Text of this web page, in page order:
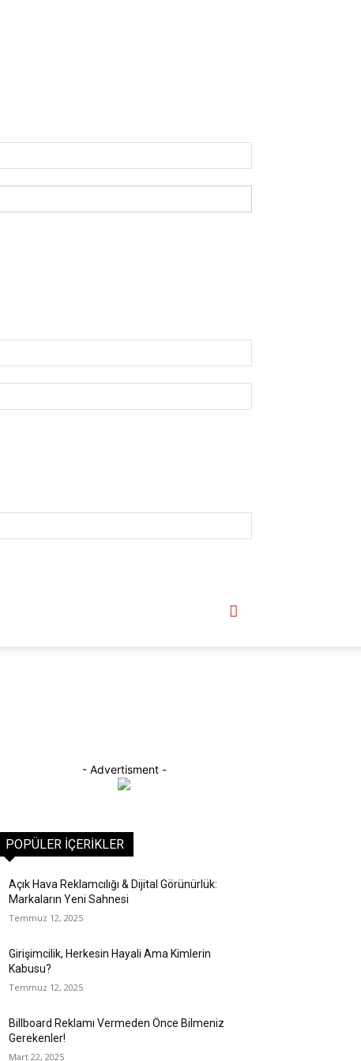
- Advertisment -
POPÜLER İÇERIKLER
Açık Hava Reklamcılığı & Dijital Görünürlük:
Markaların Yeni Sahnesi
Temmuz 12, 2025
Girişimcilik, Herkesin Hayali Ama Kimlerin
Kabusu?
Temmuz 12, 2025
Billboard Reklamı Vermeden Önce Bilmeniz
Gerekenler!
Mart 22, 2025